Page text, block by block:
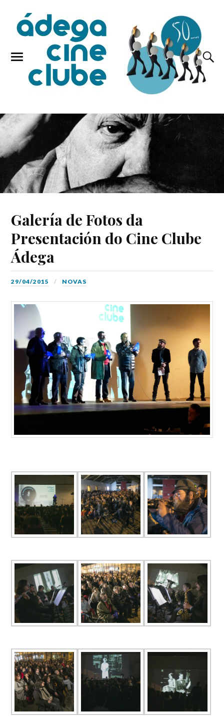
Galería de Fotos da
Presentación do Cine Clube
Ádega
29/04/2015 NOVAS